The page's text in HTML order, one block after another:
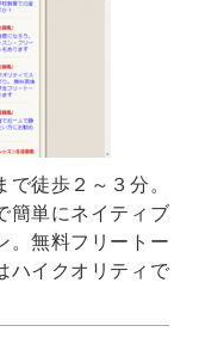
徒歩２～３分。
簡単にネイティブ
。無料フリートー
ハイクオリティで